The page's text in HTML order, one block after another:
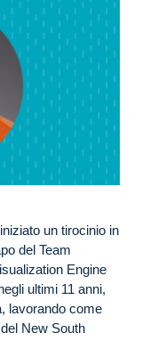
un tirocinio in
del Team
Engine
ultimi 11 anni,
lavorando come
New South